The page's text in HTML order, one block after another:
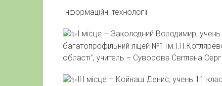
Інформаційні технології
І місце – Заколодний Володимир,
багатопрофільний ліцей №1
області”, учитель – Суворова Світлана
ІІІ місце – Койнаш Денис, учень 11